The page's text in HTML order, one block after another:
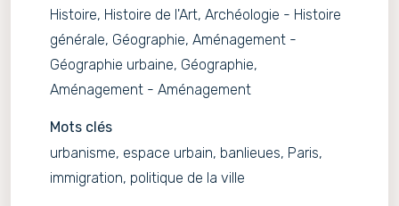
Histoire, Histoire de l'Art, Archéologie - Histoire
générale, Géographie, Aménagement -
Géographie urbaine, Géographie,
Aménagement - Aménagement
Mots clés
urbanisme, espace urbain, banlieues, Paris,
immigration, politique de la ville